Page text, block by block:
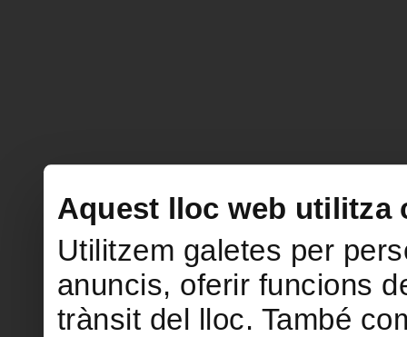
Aquest lloc web utilitza
Utilitzem galetes per
anuncis, oferir funcions
trànsit del lloc. També